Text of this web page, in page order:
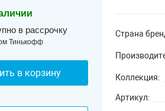
в рассрочку
Тинькофф
в корзину
Страна
Коллекция:
Артикул: